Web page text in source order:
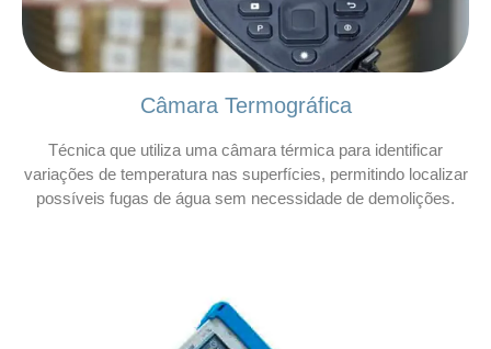
Câmara Termográfica
Técnica que utiliza uma câmara térmica para identificar
variações de temperatura nas superfícies, permitindo localizar
possíveis fugas de água sem necessidade de demolições.